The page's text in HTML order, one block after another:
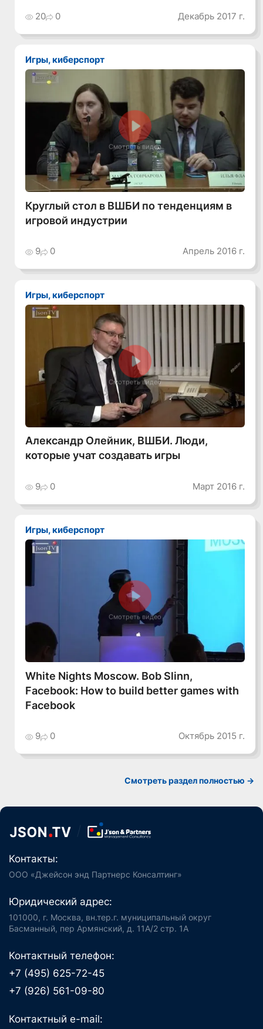
20 0 Декабрь 2017 г.
Игры, киберспорт
Смотреть видео
Круглый стол в ВШБИ по тенденциям в
игровой индустрии
9 0 Апрель 2016 г.
Игры, киберспорт
Смотреть видео
Александр Олейник, ВШБИ. Люди,
которые учат создавать игры
9 0 Март 2016 г.
Игры, киберспорт
Смотреть видео
White Nights Moscow. Bob Slinn,
Facebook: How to build better games with
Facebook
9 0 Октябрь 2015 г.
Смотреть раздел полностью ->
Контакты:
ООО «Джейсон энд Партнерс Консалтинг»
Юридический адрес:
101000, г. Москва, вн.тер.г. муниципальный округ
Басманный, пер Армянский, д. 11А/2 стр. 1А
Контактный телефон:
+7 (495) 625-72-45
+7 (926) 561-09-80
Контактный e-mail: